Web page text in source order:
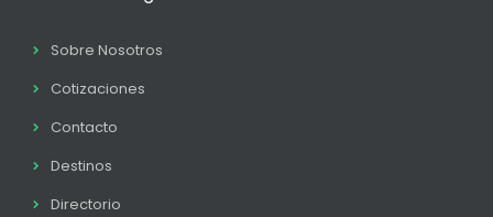
Sobre Nosotros
Cotizaciones
Contacto
Destinos
Directorio